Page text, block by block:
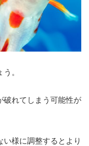
。
破れてしまう可能性が
様に調整するとより